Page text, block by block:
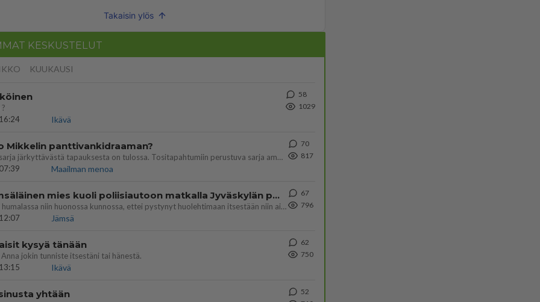
Takaisin ylös
KESKUSTELUT
KUUKAUSI
Ikävä
58
1029
Mikkelin panttivankidraaman?
Uusi draamasarja järkyttävästä tapauksesta on tulossa. Tositapahtumiin perustuva sarja ammentaa vuoden 1986 Mikkelin pan
Maailman menoa
70
817
Iäkäs Jämsäläinen mies kuoli poliisiautoon matkalla Jyväskylän putkaan
Iäkäs vanhus humalassa niin huonossa kunnossa, ettei pystynyt huolehtimaan itsestään niin ainoa apu sillä hetkellä oli
Jämsä
67
796
kysyä tänään
jokin tunniste itsestäni tai hänestä.
Ikävä
62
750
yhtään
52